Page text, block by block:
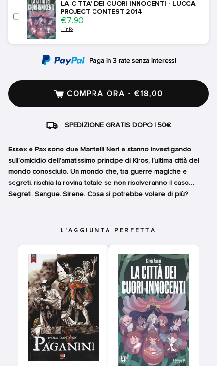
LA CITTA' DEI CUORI INNOCENTI - LUCCA
PROJECT CONTEST 2014
Price
€7,90
+ info
COMPRA ORA · €18,00
SPEDIZIONE GRATIS DOPO I 50€
Essex e Pax sono due Mantelli Neri e stanno investigando
sull’omicidio dell’amatissimo principe di Kiros, l’ultima città del
mondo conosciuto. Un mondo che, tra guerre magiche e
segreti, rischia la rovina totale se non risolveranno il caso…
Segreti. Sangue. Sirene. Cosa si potrebbe volere di più?
L'AGGIUNTA PERFETTA